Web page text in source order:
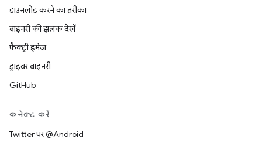
डाउनलोड करने का तरीका
बाइनरी की झलक देखें
फ़ैक्ट्री इमेज
ड्राइवर बाइनरी
GitHub
कनेक्ट करें
Twitter पर @Android